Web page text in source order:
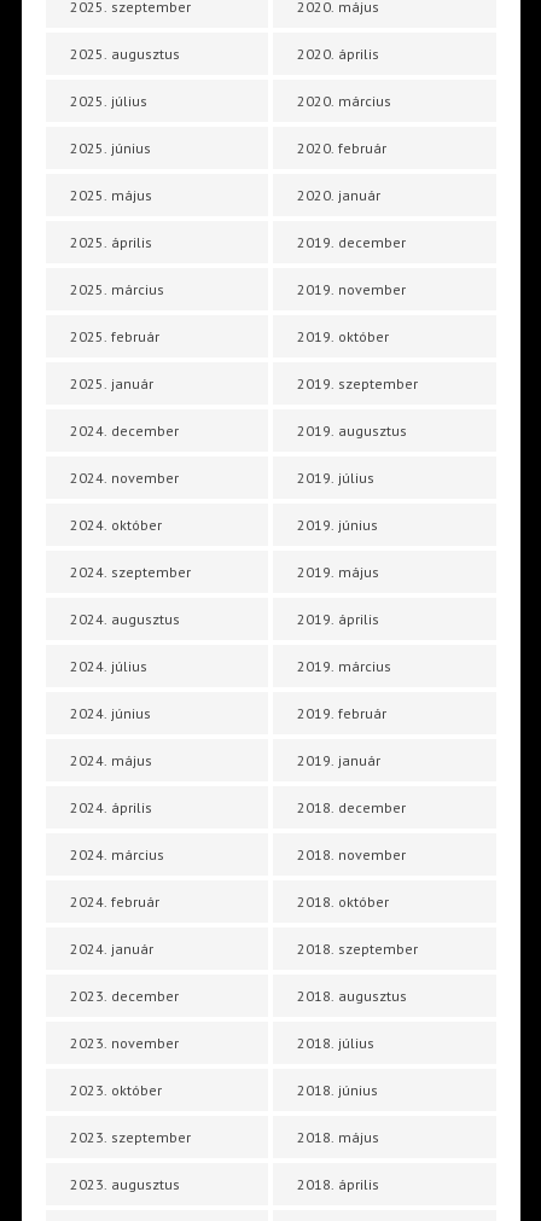
2025. szeptember
2025. augusztus
2025. július
2025. június
2025. május
2025. április
2025. március
2025. február
2025. január
2024. december
2024. november
2024. október
2024. szeptember
2024. augusztus
2024. július
2024. június
2024. május
2024. április
2024. március
2024. február
2024. január
2023. december
2023. november
2023. október
2023. szeptember
2023. augusztus
2020. május
2020. április
2020. március
2020. február
2020. január
2019. december
2019. november
2019. október
2019. szeptember
2019. augusztus
2019. július
2019. június
2019. május
2019. április
2019. március
2019. február
2019. január
2018. december
2018. november
2018. október
2018. szeptember
2018. augusztus
2018. július
2018. június
2018. május
2018. április